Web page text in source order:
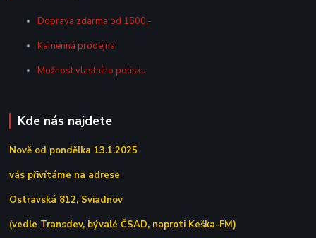
Doprava zdarma od 1500,-
Kamenná prodejna
Možnost vlastního potisku
Kde nás najdete
Nově od pondělka 13.1.2025
vás přivítáme na adrese
Ostravská 812, Sviadnov
(vedle Transdev, bývalé ČSAD, naproti Keška-FM)